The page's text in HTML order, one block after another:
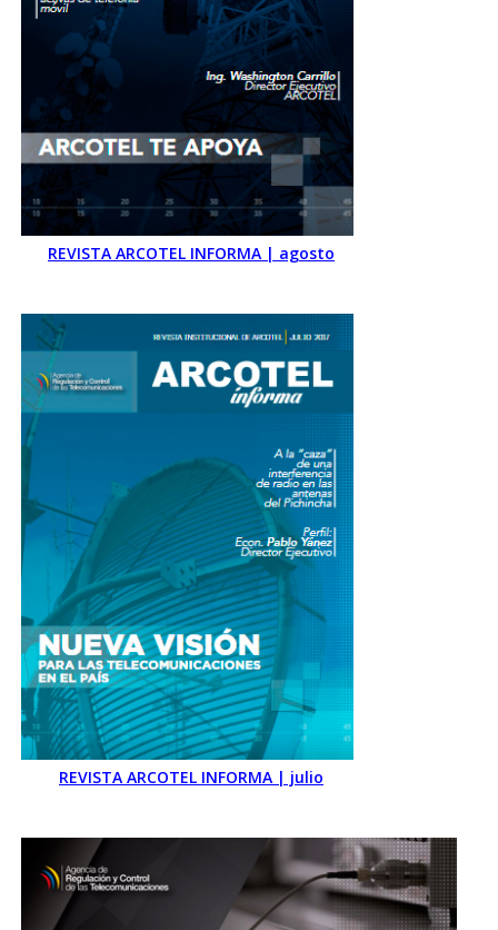
REVISTA ARCOTEL INFORMA | agosto
REVISTA ARCOTEL INFORMA | julio